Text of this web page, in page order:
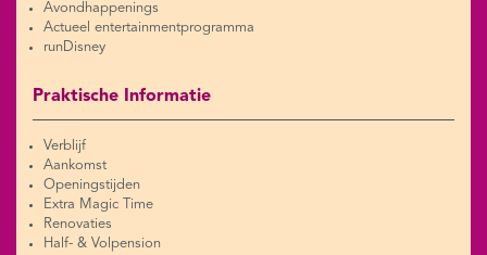
Avondhappenings
Actueel entertainmentprogramma
runDisney
Praktische Informatie
Verblijf
Aankomst
Openingstijden
Extra Magic Time
Renovaties
Half- & Volpension